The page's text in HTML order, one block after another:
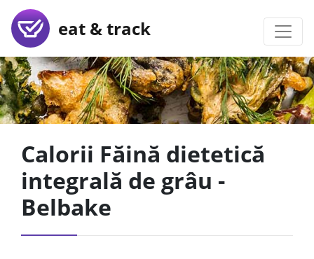
eat & track
Calorii Făină dietetică
integrală de grâu -
Belbake